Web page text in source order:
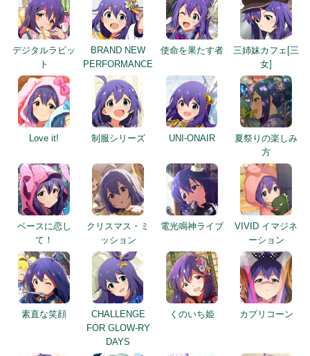
デジタルラビッ
ト
BRAND NEW
PERFORMANCE
使命を果たす者
三姉妹カフェ[三
女]
Love it! 制服シリーズ UNI-ONAIR
夏祭りの楽しみ
方
ベースに恋し
て！
クリスマス・ミ
ッション
電光鳴神ライブ
VIVID イマジネ
ーション
素直な笑顔
CHALLENGE
FOR GLOW-RY
DAYS
くのいち姫 カプリコーン